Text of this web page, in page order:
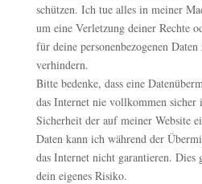
schützen. Ich tue alles in meiner
um eine Verletzung deiner Rechte
für deine personenbezogenen Daten
verhindern.
Bitte bedenke, dass eine
das Internet nie vollkommen sicher
Sicherheit der auf meiner Website
Daten kann ich während der
das Internet nicht garantieren. Dies
dein eigenes Risiko.